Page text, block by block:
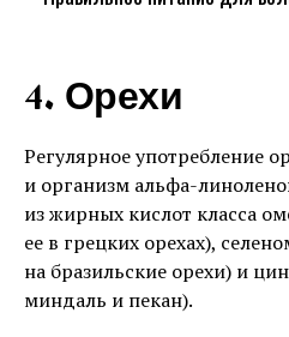
4. Орехи
Регулярное употребление
и организм альфа-
из жирных кислот класса
ее в грецких орехах),
на бразильские орехи) и
миндаль и пекан).